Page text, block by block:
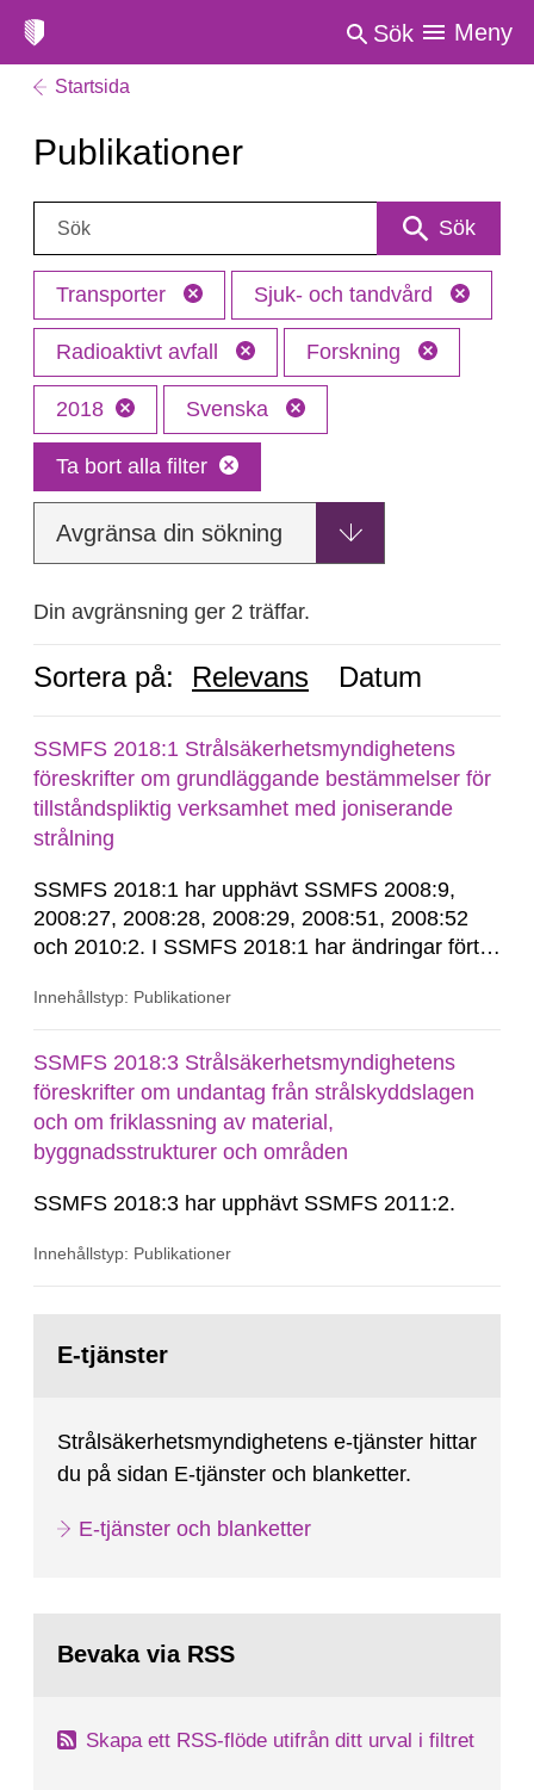
Sök Meny
Startsida
Publikationer
Sök: Sök
Transporter Sjuk- och tandvård
Radioaktivt avfall Forskning
2018 Svenska
Ta bort alla filter
Avgränsa din sökning
Din avgränsning ger 2 träffar.
Sortera på: Relevans Datum
SSMFS 2018:1 Strålsäkerhetsmyndighetens
föreskrifter om grundläggande bestämmelser för
tillståndspliktig verksamhet med joniserande
strålning
SSMFS 2018:1 har upphävt SSMFS 2008:9,
2008:27, 2008:28, 2008:29, 2008:51, 2008:52
och 2010:2. I SSMFS 2018:1 har ändringar förts
SSMFS 2022:14, SSMFS 2024:2 och SSMFS
Innehållstyp: Publikationer
SSMFS 2018:3 Strålsäkerhetsmyndighetens
föreskrifter om undantag från strålskyddslagen
och om friklassning av material,
byggnadsstrukturer och områden
SSMFS 2018:3 har upphävt SSMFS 2011:2.
Innehållstyp: Publikationer
sida:E-tjänster
Strålsäkerhetsmyndighetens e-tjänster hittar
du på sidan E-tjänster och blanketter.
E-tjänster och blanketter
Bevaka via RSS
Skapa ett RSS-flöde utifrån ditt urval i filtret